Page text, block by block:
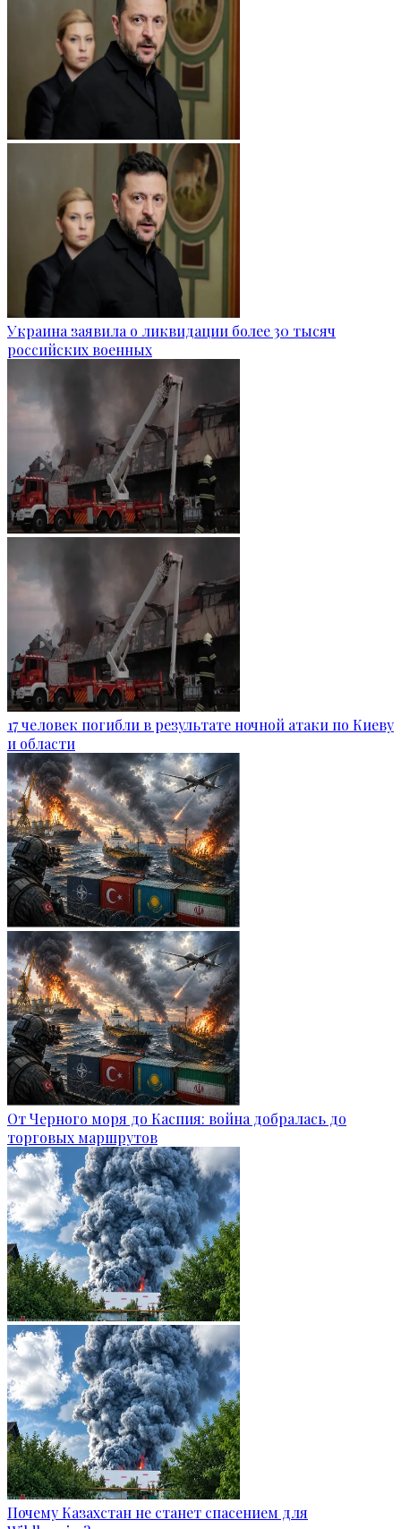
Украина заявила о ликвидации более 30 тысяч
российских военных
17 человек погибли в результате ночной атаки по Киеву
и области
От Черного моря до Каспия: война добралась до
торговых маршрутов
Почему Казахстан не станет спасением для